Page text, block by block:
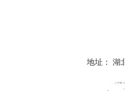
地址： 湖